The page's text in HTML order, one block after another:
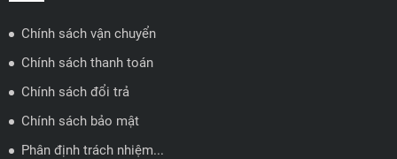
ĐẠI LÝ QUẬN 2 HCM - HẢI TRIỀU AUTO
🔰 Địa chỉ: 78-80 Vũ Tông Phan, P.An Phú, TP Thủ Đức, TP HCM
📍 Hotline: 0938584113
🗺️Xem trên bản đồ
Chính sách vận chuyển
Chính sách thanh toán
Chính sách đổi trả
Chính sách bảo mật
Phân định trách nhiệm...